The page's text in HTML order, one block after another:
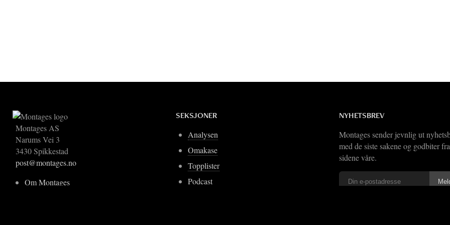
Montages AS
Narums Vei 3
3430 Spikkestad
post@montages.no
Om Montages
SEKSJONER
Analysen
Omakase
Topplister
Podcast
NYHETSBREV
Montages sender jevnlig ut
med de siste sakene og godbiter fra
sidene våre.